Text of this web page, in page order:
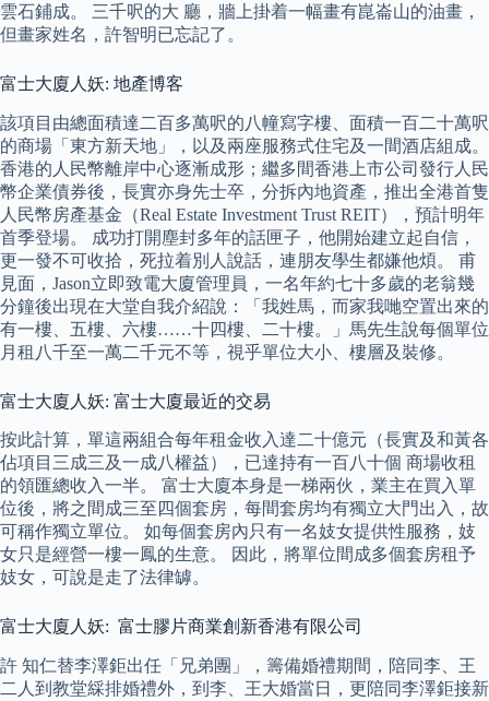
雲石鋪成。 三千呎的大 廳，牆上掛着一幅畫有崑崙山的油畫，
但畫家姓名，許智明已忘記了。
富士大廈人妖: 地產博客
該項目由總面積達二百多萬呎的八幢寫字樓、面積一百二十萬呎
的商場「東方新天地」，以及兩座服務式住宅及一間酒店組成。
香港的人民幣離岸中心逐漸成形；繼多間香港上市公司發行人民
幣企業債券後，長實亦身先士卒，分拆內地資產，推出全港首隻
人民幣房產基金（Real Estate Investment Trust REIT），預計明年
首季登場。 成功打開塵封多年的話匣子，他開始建立起自信，
更一發不可收拾，死拉着別人說話，連朋友學生都嫌他煩。 甫
見面，Jason立即致電大廈管理員，一名年約七十多歲的老翁幾
分鐘後出現在大堂自我介紹說：「我姓馬，而家我哋空置出來的
有一樓、五樓、六樓……十四樓、二十樓。」馬先生說每個單位
月租八千至一萬二千元不等，視乎單位大小、樓層及裝修。
富士大廈人妖: 富士大廈最近的交易
按此計算，單這兩組合每年租金收入達二十億元（長實及和黃各
佔項目三成三及一成八權益），已達持有一百八十個 商場收租
的領匯總收入一半。 富士大廈本身是一梯兩伙，業主在買入單
位後，將之間成三至四個套房，每間套房均有獨立大門出入，故
可稱作獨立單位。 如每個套房內只有一名妓女提供性服務，妓
女只是經營一樓一鳳的生意。 因此，將單位間成多個套房租予
妓女，可說是走了法律罅。
富士大廈人妖: 富士膠片商業創新香港有限公司
許 知仁替李澤鉅出任「兄弟團」，籌備婚禮期間，陪同李、王
二人到教堂綵排婚禮外，到李、王大婚當日，更陪同李澤鉅接新